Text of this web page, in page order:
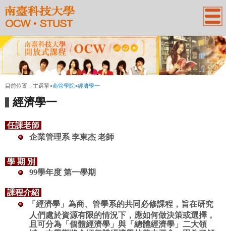
:::
目前位置： 主選單>商管學院>經濟學一
經濟學一
任課老師
企業管理系 李東杰 老師
學 期 別
99學年度 第一學期
課程介紹
「經濟學」為商、管學系的共同必修課程，旨在研究
人們處於資源有限的情況下，應如何做決策或選擇，
且可分為「個體經濟學」與「總體經濟學」二大領